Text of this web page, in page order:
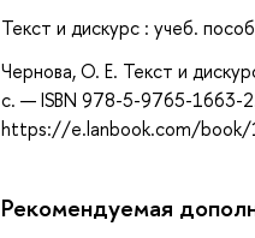
Текст и дискурс : учеб.
Чернова, О. Е. Текст и
с. — ISBN 978-5-9765-1663-
https://e.lanbook.com/book/
Рекомендуемая